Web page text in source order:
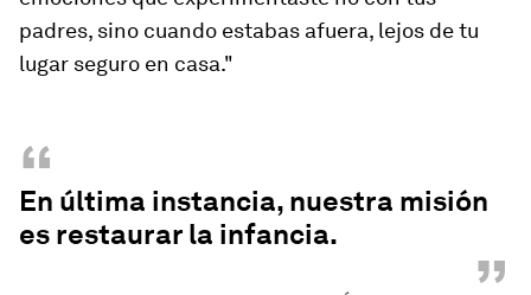
padres, sino cuando estabas afuera, lejos de tu
lugar seguro en casa."
“
En última instancia, nuestra misión
es restaurar la infancia.